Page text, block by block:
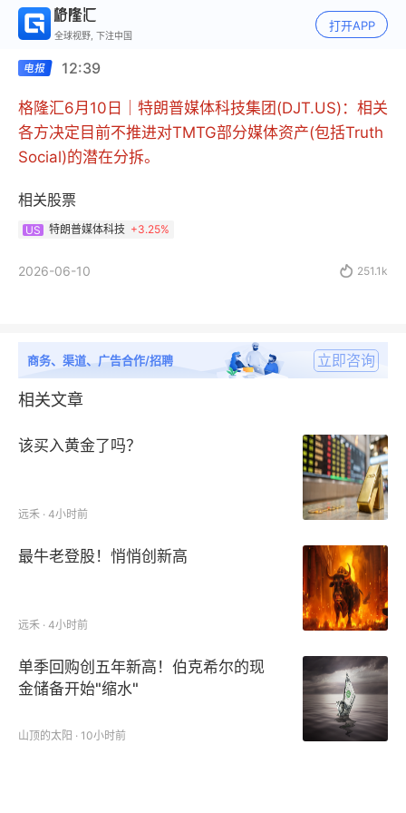
全球视野, 下注中国
打开APP
12:39
格隆汇6月10日｜特朗普媒体科技集团(DJT.US)：相关
各方决定目前不推进对TMTG部分媒体资产(包括Truth
Social)的潜在分拆。
相关股票
US 特朗普媒体科技 +3.25%
2026-06-10  251.1k
商务、渠道、广告合作/招聘 立即咨询
相关文章
该买入黄金了吗？
远禾 · 4小时前
最牛老登股！悄悄创新高
远禾 · 4小时前
单季回购创五年新高！伯克希尔的现
金储备开始"缩水"
山顶的太阳 · 10小时前